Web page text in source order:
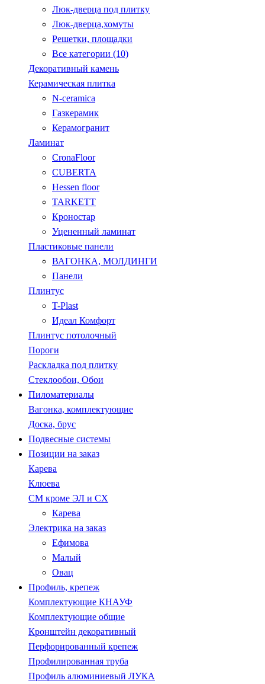
Люк-дверца под плитку
Люк-дверца,хомуты
Решетки, площадки
Все категории (10)
Декоративный камень
Керамическая плитка
N-ceramica
Газкерамик
Керамогранит
Ламинат
CronaFloor
CUBERTA
Hessen floor
TARKETT
Кроностар
Уцененный ламинат
Пластиковые панели
ВАГОНКА, МОЛДИНГИ
Панели
Плинтус
T-Plast
Идеал Комфорт
Плинтус потолочный
Пороги
Раскладка под плитку
Стеклообои, Обои
Пиломатериалы
Вагонка, комплектующие
Доска, брус
Подвесные системы
Позиции на заказ
Карева
Клюева
СМ кроме ЭЛ и СХ
Карева
Электрика на заказ
Ефимова
Малый
Овац
Профиль, крепеж
Комплектующие КНАУФ
Комплектующие общие
Кронштейн декоративный
Перфорированный крепеж
Профилированная труба
Профиль алюминиевый ЛУКА